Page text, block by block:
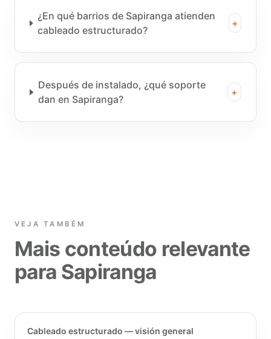
¿En qué barrios de Sapiranga atienden
cableado estructurado?
+
Después de instalado, ¿qué soporte
dan en Sapiranga?
+
VEJA TAMBÉM
Mais conteúdo relevante
para Sapiranga
Cableado estructurado — visión general